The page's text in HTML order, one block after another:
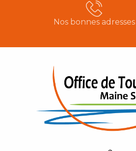
Nos bonnes adresses